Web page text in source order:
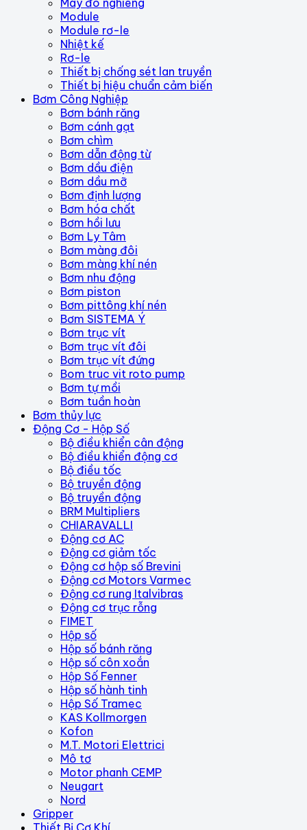
Máy đo nghiêng
Module
Module rơ-le
Nhiệt kế
Rơ-le
Thiết bị chống sét lan truyền
Thiết bị hiệu chuẩn cảm biến
Bơm Công Nghiệp
Bơm bánh răng
Bơm cánh gạt
Bơm chìm
Bơm dẫn động từ
Bơm dầu điện
Bơm dầu mỡ
Bơm định lượng
Bơm hóa chất
Bơm hồi lưu
Bơm Ly Tâm
Bơm màng đôi
Bơm màng khí nén
Bơm nhu động
Bơm piston
Bơm pittông khí nén
Bơm SISTEMA Ý
Bơm trục vít
Bơm trục vít đôi
Bơm trục vít đứng
Bom truc vit roto pump
Bơm tự mồi
Bơm tuần hoàn
Bơm thủy lực
Động Cơ - Hộp Số
Bộ điều khiển cân động
Bộ điều khiển động cơ
Bộ điều tốc
Bộ truyền động
Bộ truyền động
BRM Multipliers
CHIARAVALLI
Động cơ AC
Động cơ giảm tốc
Động cơ hộp số Brevini
Động cơ Motors Varmec
Động cơ rung Italvibras
Động cơ trục rỗng
FIMET
Hộp số
Hộp số bánh răng
Hộp số côn xoắn
Hộp Số Fenner
Hộp số hành tinh
Hộp Số Tramec
KAS Kollmorgen
Kofon
M.T. Motori Elettrici
Mô tơ
Motor phanh CEMP
Neugart
Nord
Gripper
Thiết Bị Cơ Khí